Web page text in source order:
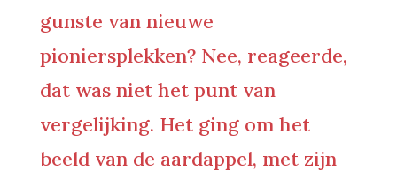
gunste van nieuwe
pioniersplekken? Nee, reageerde,
dat was niet het punt van
vergelijking. Het ging om het
beeld van de aardappel, met zijn